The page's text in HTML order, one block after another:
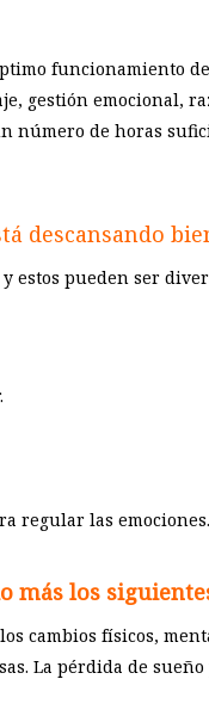
funcionamiento
gestión emocional,
número de horas
descansando
estos pueden ser
regular las emociones.
más los
cambios físicos,
La pérdida de